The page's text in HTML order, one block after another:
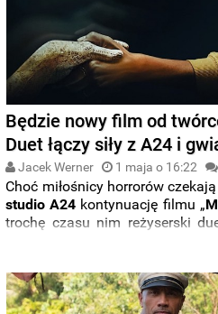
Będzie nowy film od
Duet łączy siły z A24 i
Jacek Werner 1 maja o 16:22
Choć miłośnicy horrorów
studio A24 kontynuację filmu „
trochę czasu nim reżyserski
kamerą sequela. Po drodze
Hawkins, dwukrotnie
„Kształtu wody”.